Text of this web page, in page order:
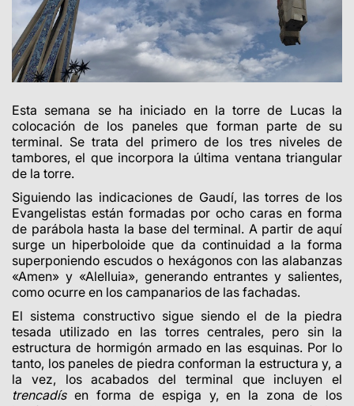
Esta semana se ha iniciado en la torre de Lucas la
colocación de los paneles que forman parte de su
terminal. Se trata del primero de los tres niveles de
tambores, el que incorpora la última ventana triangular
de la torre.
Siguiendo las indicaciones de Gaudí, las torres de los
Evangelistas están formadas por ocho caras en forma
de parábola hasta la base del terminal. A partir de aquí
surge un hiperboloide que da continuidad a la forma
superponiendo escudos o hexágonos con las alabanzas
«Amen» y «Alelluia», generando entrantes y salientes,
como ocurre en los campanarios de las fachadas.
El sistema constructivo sigue siendo el de la piedra
tesada utilizado en las torres centrales, pero sin la
estructura de hormigón armado en las esquinas. Por lo
tanto, los paneles de piedra conforman la estructura y, a
la vez, los acabados del terminal que incluyen el
trencadísen forma de espiga y, en la zona de los